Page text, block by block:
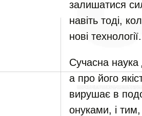
залишатися
навіть тоді,
нові технології.
Сучасна наука
а про його
вирушає в
онуками, і